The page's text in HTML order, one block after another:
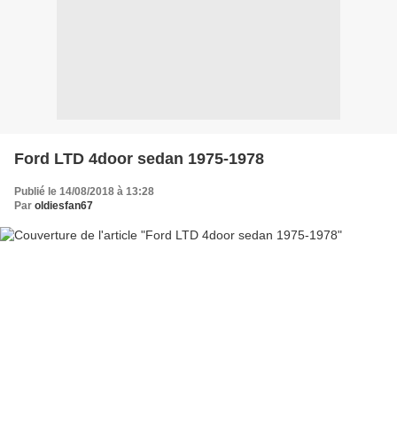
Ford LTD 4door sedan 1975-1978
Publié le 14/08/2018 à 13:28
Par oldiesfan67